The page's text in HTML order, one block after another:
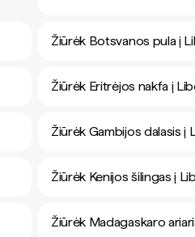
Žiūrėk Botsvanos pula į
Žiūrėk Eritrėjos nakfa į
Žiūrėk Gambijos dalasis į
Žiūrėk Kenijos šilingas į
Žiūrėk Madagaskaro